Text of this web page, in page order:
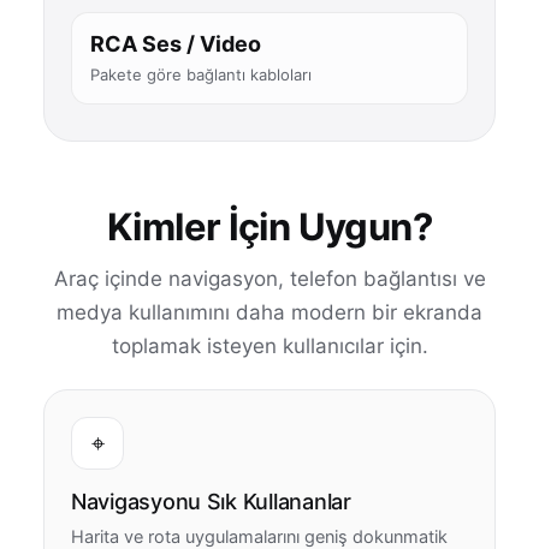
RCA Ses / Video
Pakete göre bağlantı kabloları
Kimler İçin Uygun?
Araç içinde navigasyon, telefon bağlantısı ve
medya kullanımını daha modern bir ekranda
toplamak isteyen kullanıcılar için.
⌖
Navigasyonu Sık Kullananlar
Harita ve rota uygulamalarını geniş dokunmatik